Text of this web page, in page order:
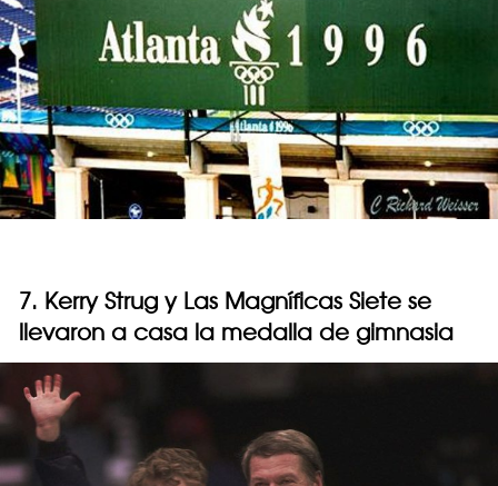
7. Kerry Strug y Las Magníficas Siete se
llevaron a casa la medalla de gimnasia